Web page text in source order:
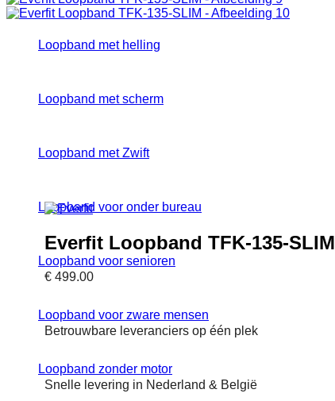
Loopband met helling
Loopband met scherm
Loopband met Zwift
Loopband voor onder bureau
Loopband voor senioren
Loopband voor zware mensen
Loopband zonder motor
Everfit Loopband TFK-135-SLIM
€ 499.00
Betrouwbare leveranciers op één plek
Snelle levering in Nederland & België